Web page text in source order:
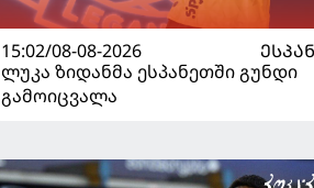
15:02/08-08-2026
ლუკა ზიდანმა ესპანეთში გუნდი
გამოიცვალა